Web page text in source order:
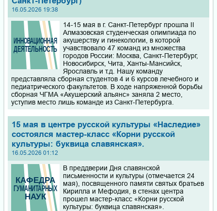
16.05.2026 19:38
14-15 мая в г. Санкт-Петербург прошла II
Алмазовская студенческая олимпиада по
акушерству и гинекологии, в которой
учавствовало 47 команд из множества
городов России: Москва, Санкт-Петербург,
Новосибирск, Чита, Ханты-Мансийск,
Ярославль и т.д. Нашу команду
представляла сборная студентов 4 и 6 курсов лечебного и
педиатрического факультетов. В ходе напряженной борьбы
сборная ЧГМА «Акушерский альянс» заняла 2 место,
уступив место лишь команде из Санкт-Петербурга.
15 мая в центре русской культуры «Наследие»
состоялся мастер-класс «Корни русской
культуры: буквица славянская».
16.05.2026 01:12
В преддверии Дня славянской
письменности и культуры (отмечается 24
мая), посвященного памяти святых братьев
Кирилла и Мефодия, в стенах центра
прошел мастер-класс «Корни русской
культуры: буквица славянская».